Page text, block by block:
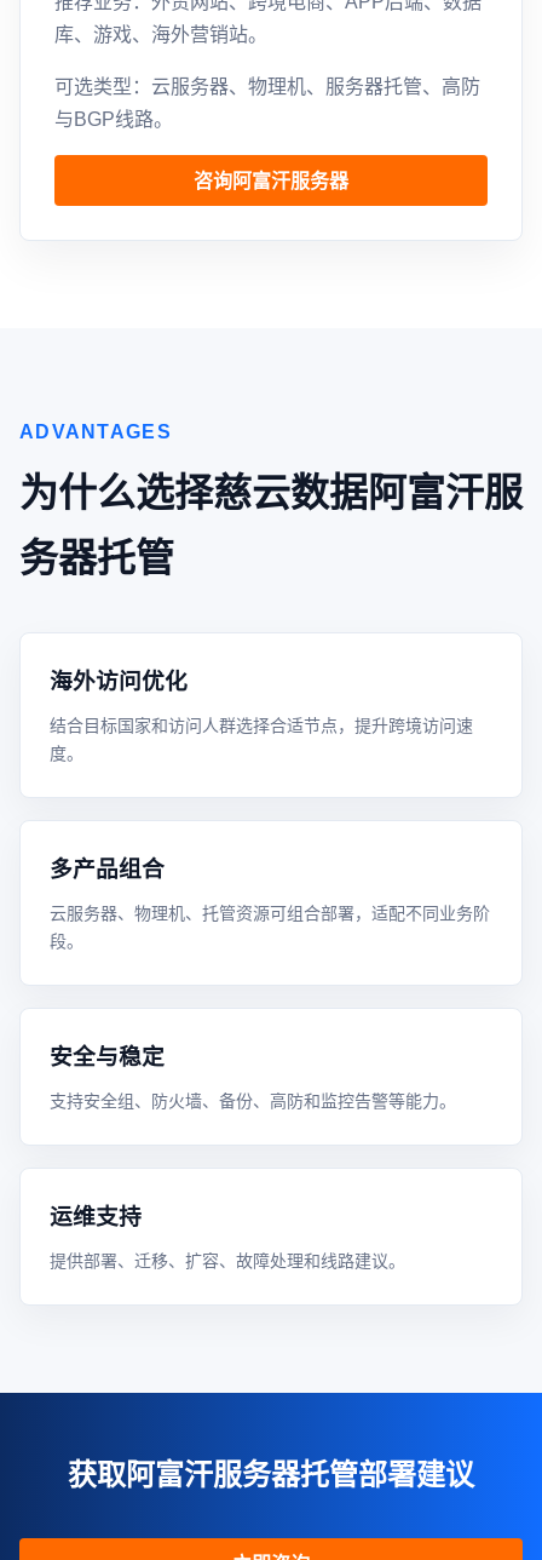
库、游戏、海外营销站。
可选类型：云服务器、物理机、服务器托管、高防
与BGP线路。
咨询阿富汗服务器
ADVANTAGES
为什么选择慈云数据阿富汗服
务器托管
海外访问优化
结合目标国家和访问人群选择合适节点，提升跨境访问速
度。
多产品组合
云服务器、物理机、托管资源可组合部署，适配不同业务阶
段。
安全与稳定
支持安全组、防火墙、备份、高防和监控告警等能力。
运维支持
提供部署、迁移、扩容、故障处理和线路建议。
获取阿富汗服务器托管部署建议